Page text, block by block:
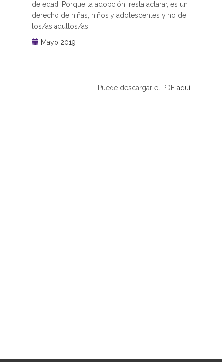
de edad. Porque la adopción, resta aclarar, es un
derecho de niñas, niños y adolescentes y no de
los/as adultos/as.
Mayo 2019
Puede descargar el PDF aquí